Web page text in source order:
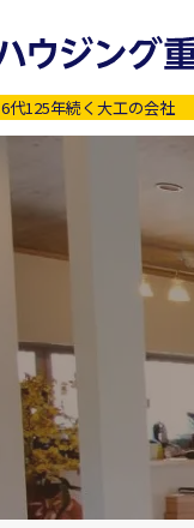
6代125年続く大工の会社